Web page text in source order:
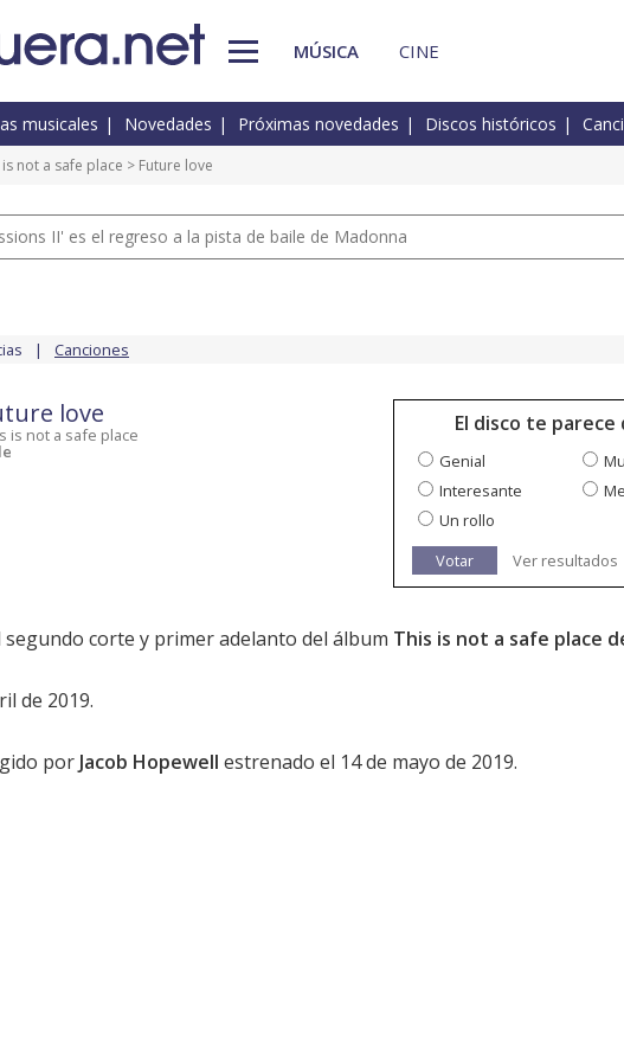
MÚSICA CINE
musicales Novedades Próximas novedades Discos históricos
not a safe place > Future love
II' es el regreso a la pista de baile de Madonna
Canciones
love
is not a safe place El disco te parece
Genial
Interesante
Un rollo
Votar
Ver resultados
segundo corte y primer adelanto del álbum This is not a safe place
de 2019.
por Jacob Hopewell estrenado el 14 de mayo de 2019.